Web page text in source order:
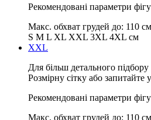
Рекомендовані параметри
Макс. обхват грудей до: 110 см
S M L XL XXL 3XL 4XL см
XXL
Для більш детального підбору
Розмірну сітку або
Рекомендовані параметри
Макс. обхват грудей до: 110 см